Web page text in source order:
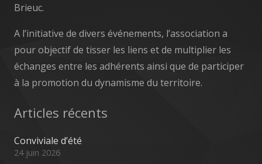
Brieuc.
A l’initiative de divers événements, l’association a
pour objectif de tisser les liens et de multiplier les
échanges entre les adhérents ainsi que de participer
à la promotion du dynamisme du territoire.
Articles récents
Conviviale d’été
24 juin 2026